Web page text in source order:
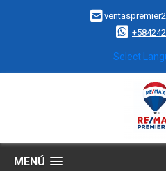
Select
MENÚ